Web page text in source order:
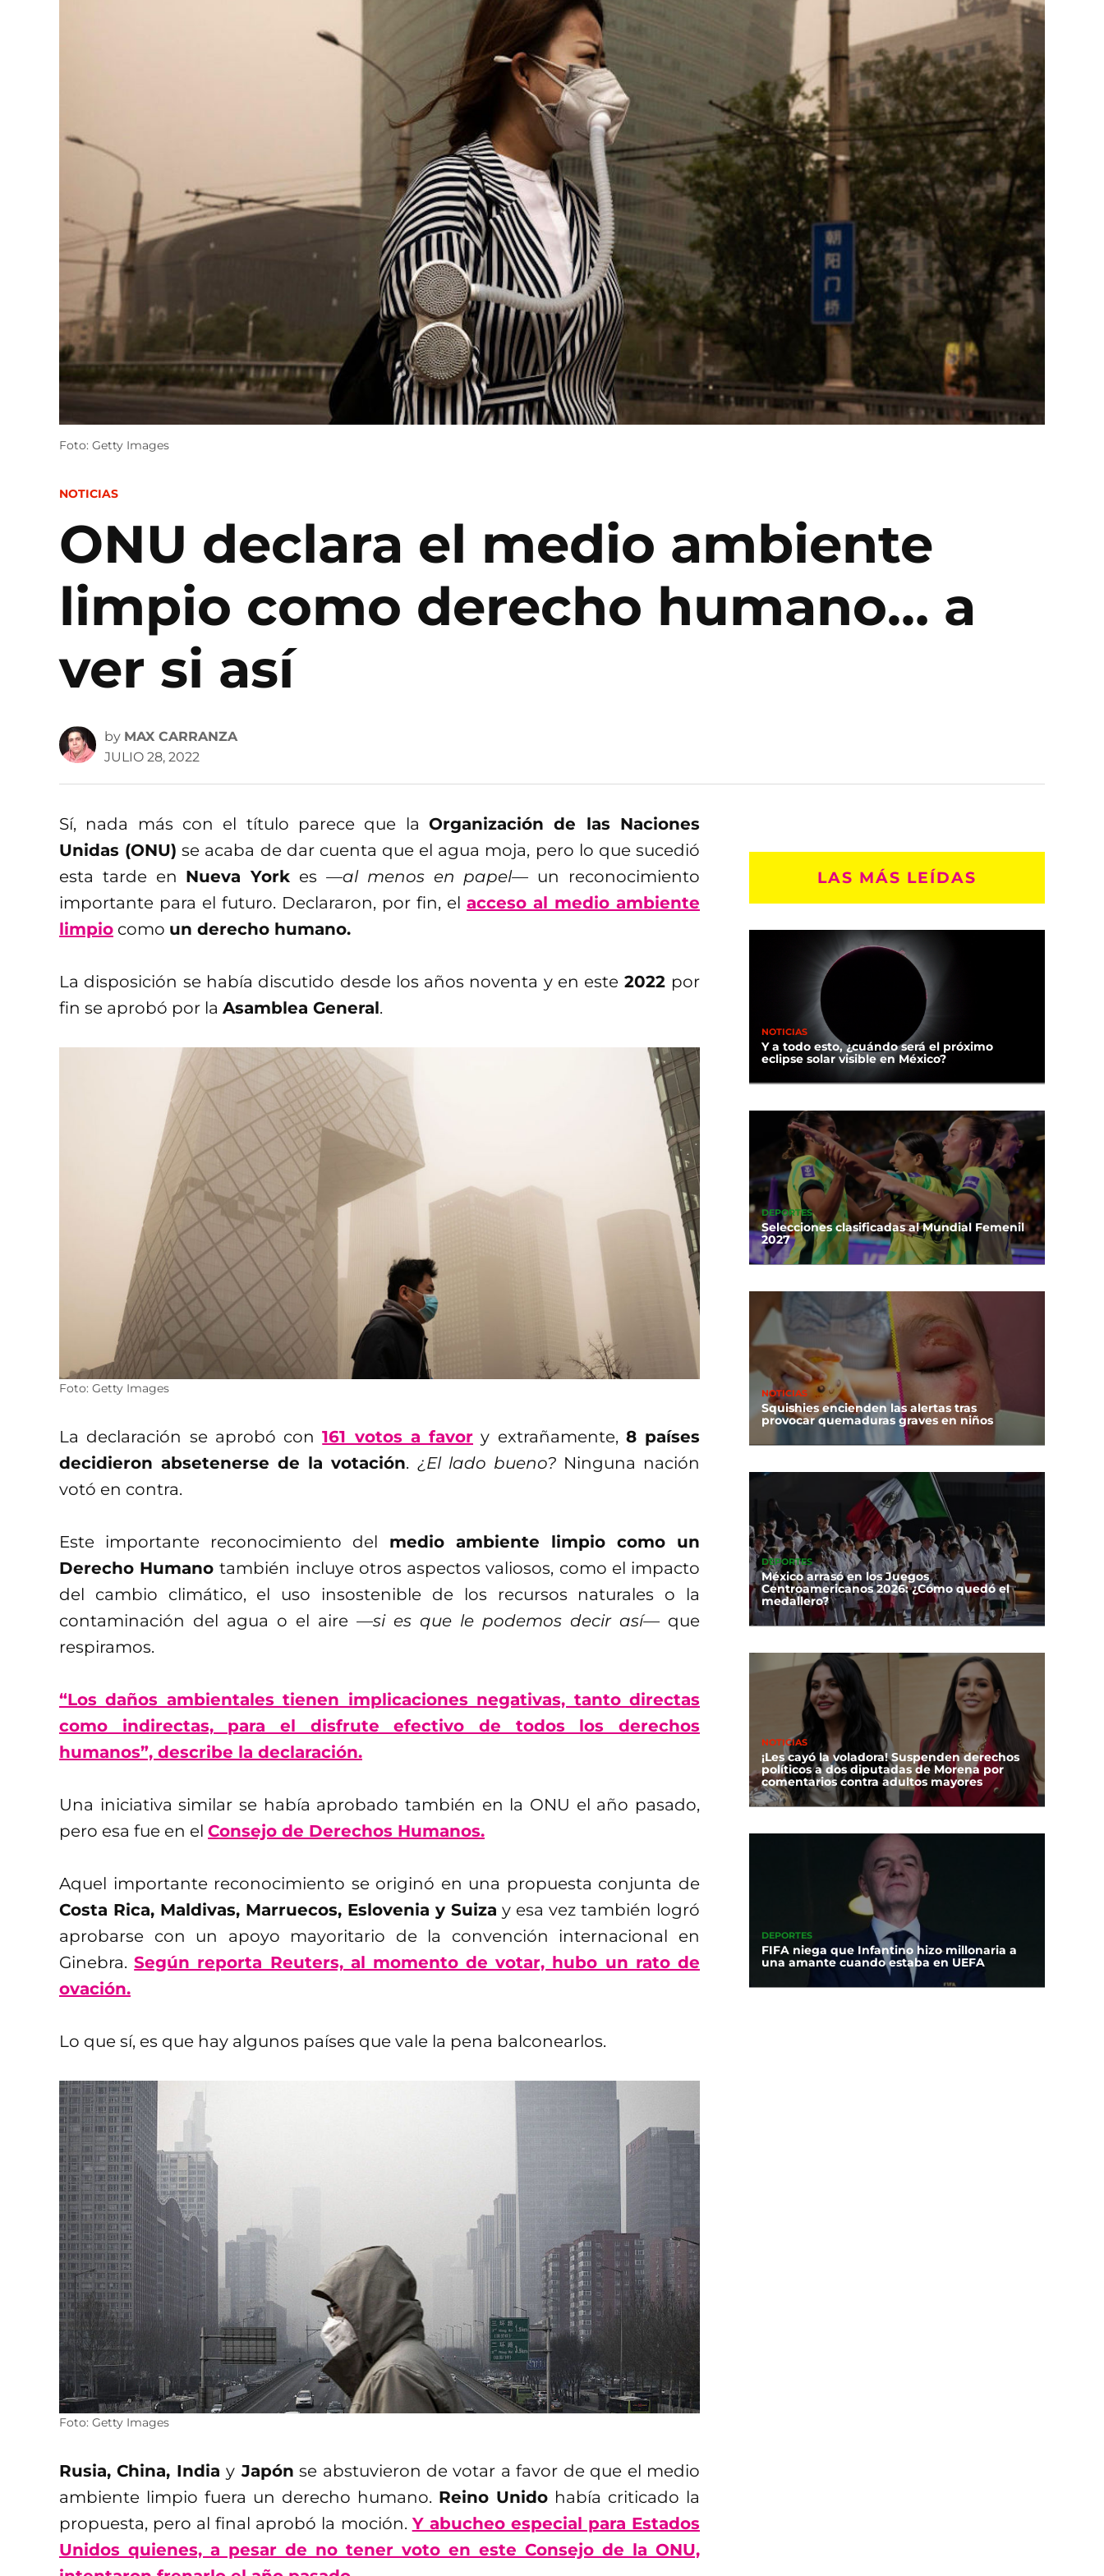
Foto: Getty Images
POSTED
NOTICIAS
ONU declara el medio ambiente
limpio como derecho humano… a
ver si así
by MAX CARRANZA
JULIO 28, 2022
Sí, nada más con el título parece que la Organización de las Naciones
Unidas (ONU) se acaba de dar cuenta que el agua moja, pero lo que sucedió
esta tarde en Nueva York es —al menos en papel— un reconocimiento
importante para el futuro. Declararon, por fin, el acceso al medio ambiente
limpio como un derecho humano.
La disposición se había discutido desde los años noventa y en este 2022 por
fin se aprobó por la Asamblea General.
Foto: Getty Images
La declaración se aprobó con161 votos a favor y extrañamente, 8 países
decidieron absetenerse de la votación. ¿El lado bueno?Ninguna nación
votó en contra.
Este importante reconocimiento del medio ambiente limpio como un
Derecho Humanotambién incluye otros aspectos valiosos, como el impacto
del cambio climático, el uso insostenible de los recursos naturales o la
contaminación del agua o el aire —si es que le podemos decir así— que
respiramos.
“Los daños ambientales tienen implicaciones negativas, tanto directas
como indirectas, para el disfrute efectivo de todos los derechos
humanos”, describe la declaración.
Una iniciativa similar se había aprobado también en la ONU el año pasado,
pero esa fue en el Consejo de Derechos Humanos.
Aquel importante reconocimiento se originó en una propuesta conjunta de
Costa Rica, Maldivas, Marruecos, Eslovenia y Suiza y esa vez también logró
aprobarse con un apoyo mayoritario de la convención internacional en
Ginebra.Según reporta Reuters, al momento de votar, hubo un rato de
ovación.
Lo que sí, es que hay algunos países que vale la pena balconearlos.
Foto: Getty Images
Rusia, China, Indiay Japón se abstuvieron de votar a favor de que el medio
ambiente limpio fuera un derecho humano. Reino Unido había criticado la
propuesta, pero al final aprobó la moción. Y abucheo especial para Estados
Unidos quienes, a pesar de no tener voto en este Consejo de la ONU,
LAS MÁS LEÍDAS
NOTICIAS
Y a todo esto, ¿cuándo será el próximo
eclipse solar visible en México?
DEPORTES
Selecciones clasificadas al Mundial Femenil
2027
NOTICIAS
Squishies encienden las alertas tras
provocar quemaduras graves en niños
DEPORTES
México arrasó en los Juegos
Centroamericanos 2026: ¿Cómo quedó el
medallero?
NOTICIAS
¡Les cayó la voladora! Suspenden derechos
políticos a dos diputadas de Morena por
comentarios contra adultos mayores
DEPORTES
FIFA niega que Infantino hizo millonaria a
una amante cuando estaba en UEFA